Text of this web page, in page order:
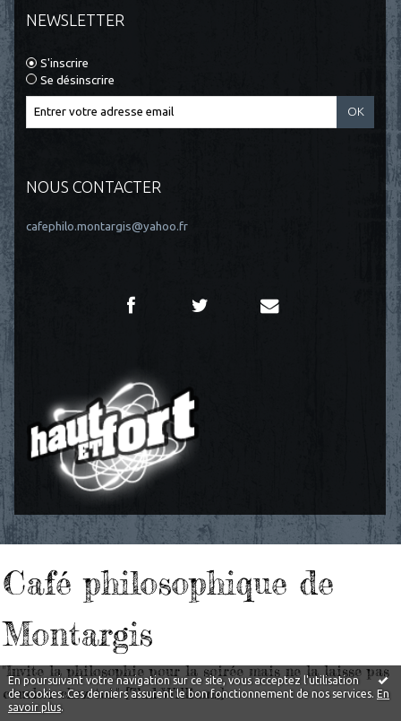
En poursuivant votre navigation sur ce site, vous acceptez l'utilisation
de cookies. Ces derniers assurent le bon fonctionnement de nos services. En
savoir plus.
NEWSLETTER
S'inscrire
Se désinscrire
NOUS CONTACTER
cafephilo.montargis@yahoo.fr
Café philosophique de
Montargis
"Invite la philosophie pour la soirée mais ne la laisse pas
coucher chez toi." [Tad Williams]